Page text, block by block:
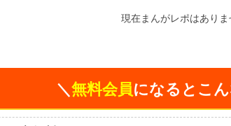
現在まんがレポはありま
＼無料会員になるとこ